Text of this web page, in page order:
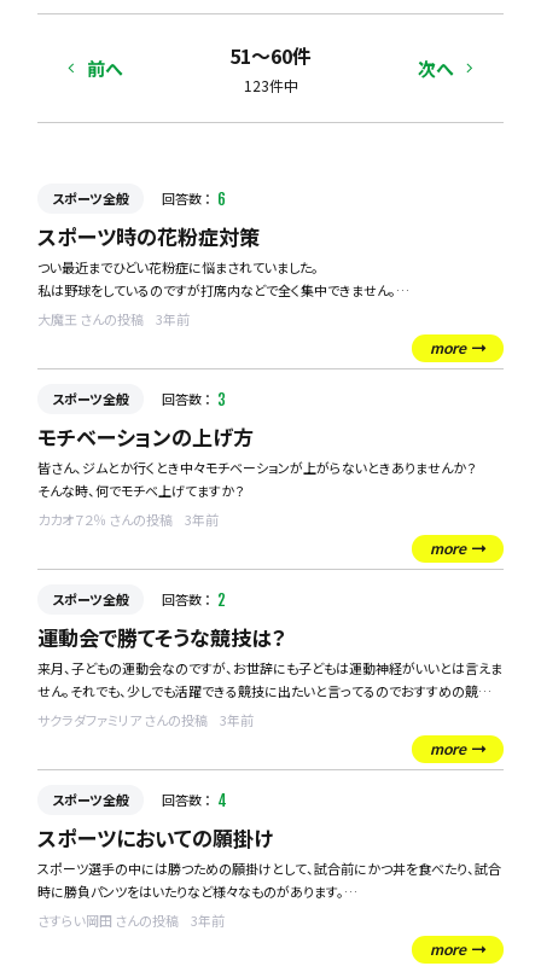
なと思っているのですが、やるならサッカー以外のやったことが無いスポーツに挑
戦したいなと思っています。
大人から新たに始めても楽しめるスポーツってありますでしょうか？
51〜60件
123件中
前へ 次へ
スポーツ全般 回答数 ： 6
スポーツ時の花粉症対策
つい最近までひどい花粉症に悩まされていました。
私は野球をしているのですが打席内などで全く集中できません。
大魔王 さんの投稿
3年前
more
スポーツ全般 回答数 ： 3
モチベーションの上げ方
皆さん、ジムとか行くとき中々モチベーションが上がらないときありませんか？
そんな時、何でモチベ上げてますか？
カカオ７２％ さんの投稿
3年前
more
スポーツ全般 回答数 ： 2
運動会で勝てそうな競技は？
来月、子どもの運動会なのですが、お世辞にも子どもは運動神経がいいとは言えま
せん。それでも、少しでも活躍できる競技に出たいと言ってるのでおすすめの競技
があれば、教えてください！
サクラダファミリア さんの投稿
3年前
more
スポーツ全般 回答数 ： 4
スポーツにおいての願掛け
スポーツ選手の中には勝つための願掛けとして、試合前にかつ丼を食べたり、試合
時に勝負パンツをはいたりなど様々なものがあります。
みなさんはどんな願掛けをしますでしょうか？
また、面白いスポーツ選手の願掛けなどありましたら教えてください！
さすらい岡田 さんの投稿
3年前
more